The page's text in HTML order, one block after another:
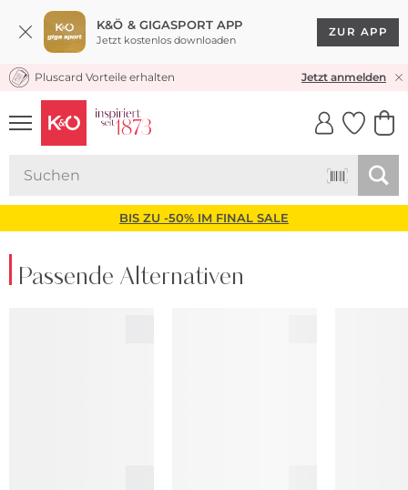
K&Ö & GIGASPORT APP
Jetzt kostenlos downloaden
ZUR APP
KOSTENLOSER VERSAND* & RÜCKVERSAND
Pluscard Vorteile erhalten Jetzt anmelden
UNSERE APP
CLICK &
BIS ZU -50% IM FINAL SALE
Passende Alternativen